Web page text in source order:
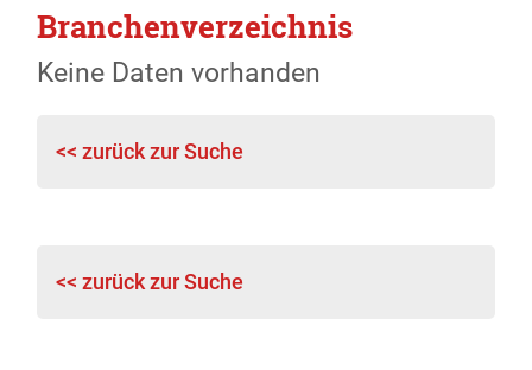
Branchenverzeichnis
Keine Daten vorhanden
<< zurück zur Suche
<< zurück zur Suche